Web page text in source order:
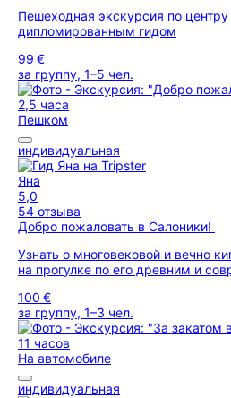
Пешеходная экскурсия по центру
дипломированным гидом
99 €
за группу, 1–5 чел.
2,5 часа
Пешком
индивидуальная
Яна
5,0
54 отзыва
Добро пожаловать в Салоники!
Узнать о многовековой и вечно
на прогулке по его древним и
100 €
за группу, 1–3 чел.
11 часов
На автомобиле
индивидуальная